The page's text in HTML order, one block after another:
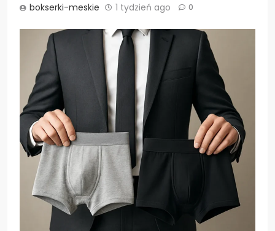
bokserki-meskie 1 tydzień ago 0